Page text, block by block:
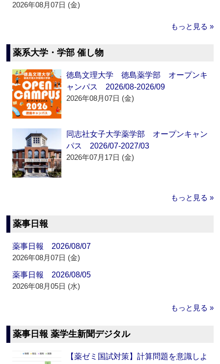
2026年08月07日 (金)
もっと見る »
薬系大学・学部 催し物
徳島文理大学 徳島薬学部 オープンキ
ャンパス 2026/08-2026/09
2026年08月07日 (金)
同志社女子大学薬学部 オープンキャン
パス 2026/07-2027/03
2026年07月17日 (金)
もっと見る »
薬事日報
薬事日報 2026/08/07
2026年08月07日 (金)
薬事日報 2026/08/05
2026年08月05日 (水)
もっと見る »
薬事日報 薬学生新聞デジタル
【薬ゼミ国試対策】計算問題を意識しよ